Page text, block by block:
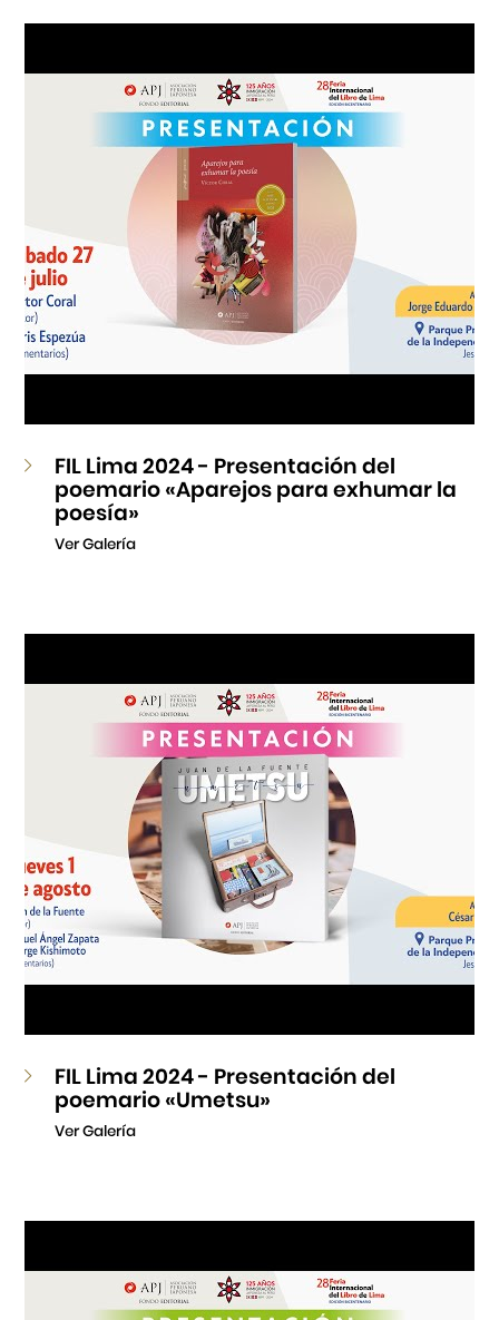
Museo de la Inmigración Japonesa
Fondo Editorial
Teatro Peruano Japonés
FIL Lima 2024 - Presentación del
poemario «Aparejos para exhumar la
poesía»
Ver Galería
FIL Lima 2024 - Presentación del
poemario «Umetsu»
Ver Galería